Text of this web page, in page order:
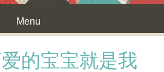
Menu
的宝宝就是我